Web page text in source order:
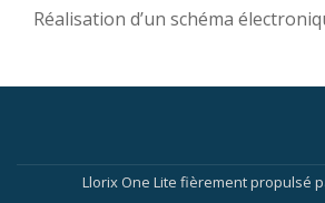
Réalisation d’un schéma
Menu
Llorix One Lite fièrement propulsé